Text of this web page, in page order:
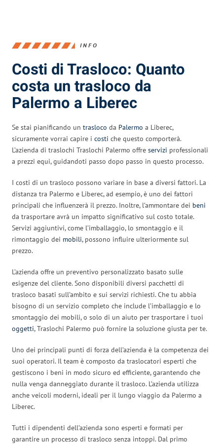
INFO
Costi di Trasloco: Quanto
costa un trasloco da
Palermo a Liberec
Se stai pianificando un trasloco da Palermo a Liberec,
sicuramente vorrai capire i costi che questo comporterà.
L’azienda di traslochi Traslochi Palermo offre servizi professionali
a prezzi equi, guidandoti passo dopo passo in questo processo.
I costi di un trasloco possono variare in base a diversi fattori. La
distanza tra Palermo e Liberec, ad esempio, è uno dei fattori
principali che influenzerà il prezzo. Inoltre, l’ammontare dei beni
da trasportare avrà un impatto significativo sul costo totale.
Servizi aggiuntivi, come l’imballaggio, lo smontaggio e il
rimontaggio dei mobili, possono influire ulteriormente sul
prezzo.
L’azienda offre un preventivo personalizzato basato sulle
esigenze del cliente. Sono disponibili diversi pacchetti di
trasloco basati sull’ambito e sui servizi richiesti. Che tu abbia
bisogno di un servizio completo che include l’imballaggio e lo
smontaggio dei mobili, o solo di un aiuto per trasportare i tuoi
oggetti, Traslochi Palermo può fornire la soluzione giusta per te.
Uno dei principali punti di forza dell’azienda è la competenza dei
suoi operatori. Il team è composto da traslocatori esperti che
gestiscono i beni in modo sicuro ed efficiente, garantendo che
nulla venga danneggiato durante il trasloco. L’azienda utilizza
anche veicoli moderni, ideali per il lungo viaggio da Palermo a
Liberec.
Tutti i dipendenti dell’azienda sono esperti e formati per
garantire un processo di trasloco senza intoppi. Dal primo